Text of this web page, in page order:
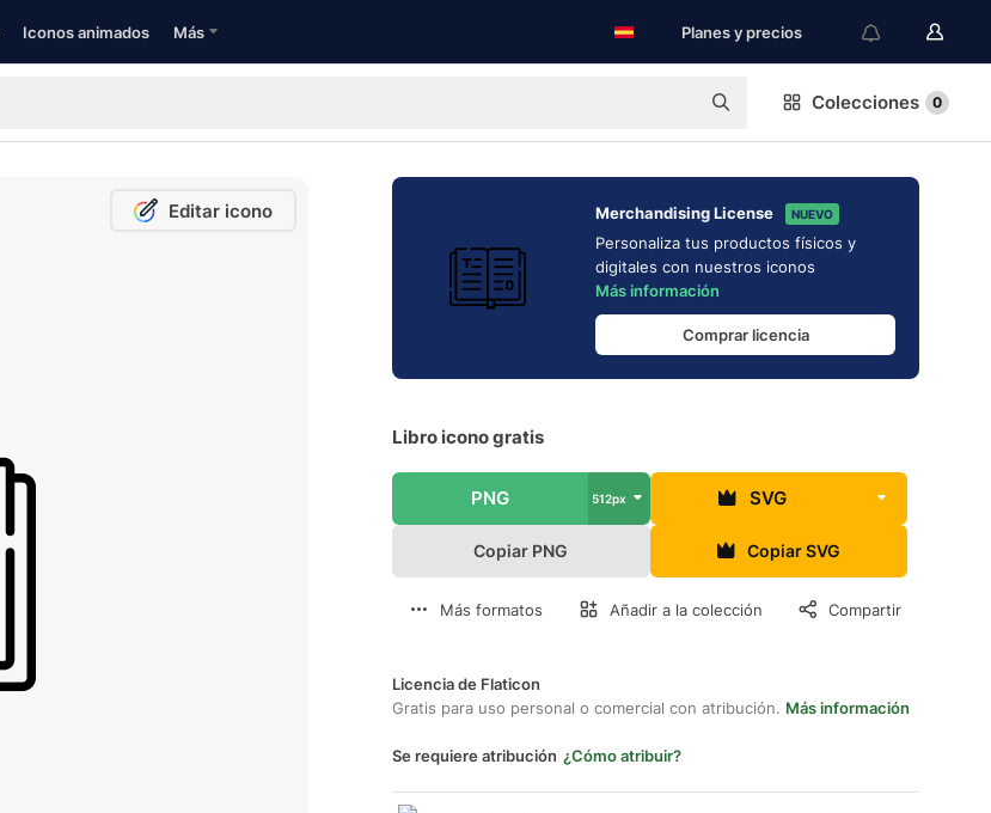
Iconos animados Más Planes y precios
Colecciones 0
Editar icono Merchandising License NUEVO
Personaliza tus productos físicos y
digitales con nuestros iconos
Más información
Comprar licencia
Libro icono gratis
PNG 512px SVG
Copiar PNG Copiar SVG
Más formatos Añadir a la colección Compartir
Licencia de Flaticon
Gratis para uso personal o comercial con atribución. Más información
Se requiere atribución ¿Cómo atribuir?